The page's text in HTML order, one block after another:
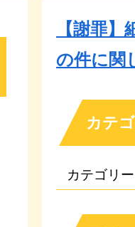
【謝罪
の件に関
カテ